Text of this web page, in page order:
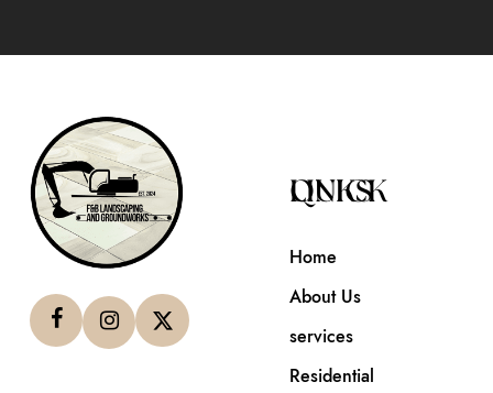
QUICK LINKS
Home
About Us
services
Residential